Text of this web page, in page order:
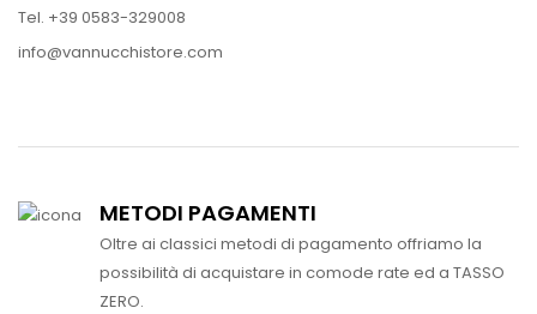
Tel. +39 0583-329008
info@vannucchistore.com
METODI PAGAMENTI
Oltre ai classici metodi di pagamento offriamo la
possibilità di acquistare in comode rate ed a TASSO
ZERO.